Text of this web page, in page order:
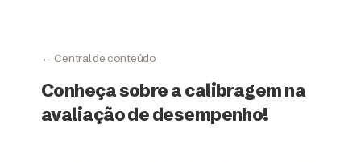
← Central de conteúdo
Conheça sobre a calibragem na
avaliação de desempenho!